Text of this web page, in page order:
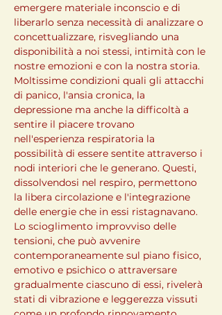
emergere materiale inconscio e di
liberarlo senza necessità di analizzare o
concettualizzare, risvegliando una
disponibilità a noi stessi, intimità con le
nostre emozioni e con la nostra storia.
Moltissime condizioni quali gli attacchi
di panico, l'ansia cronica, la
depressione ma anche la difficoltà a
sentire il piacere trovano
nell'esperienza respiratoria la
possibilità di essere sentite attraverso i
nodi interiori che le generano. Questi,
dissolvendosi nel respiro, permettono
la libera circolazione e l'integrazione
delle energie che in essi ristagnavano.
Lo scioglimento improvviso delle
tensioni, che può avvenire
contemporaneamente sul piano fisico,
emotivo e psichico o attraversare
gradualmente ciascuno di essi, rivelerà
stati di vibrazione e leggerezza vissuti